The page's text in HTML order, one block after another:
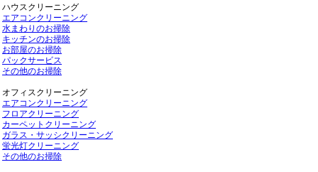
ハウスクリーニング
エアコンクリーニング
水まわりのお掃除
キッチンのお掃除
お部屋のお掃除
パックサービス
その他のお掃除
オフィスクリーニング
エアコンクリーニング
フロアクリーニング
カーペットクリーニング
ガラス・サッシクリーニング
蛍光灯クリーニング
その他のお掃除